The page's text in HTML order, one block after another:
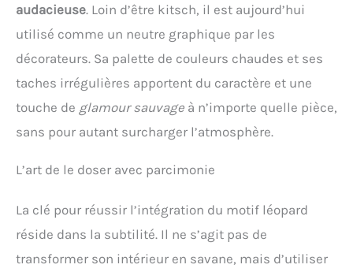
audacieuse. Loin d’être kitsch, il est aujourd’hui
utilisé comme un neutre graphique par les
décorateurs. Sa palette de couleurs chaudes et ses
taches irrégulières apportent du caractère et une
touche de glamour sauvage à n’importe quelle pièce,
sans pour autant surcharger l’atmosphère.
L’art de le doser avec parcimonie
La clé pour réussir l’intégration du motif léopard
réside dans la subtilité. Il ne s’agit pas de
transformer son intérieur en savane, mais d’utiliser